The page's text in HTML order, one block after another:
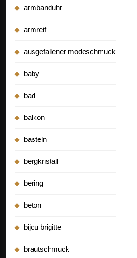
armbanduhr
armreif
ausgefallener modeschmuck
baby
bad
balkon
basteln
bergkristall
bering
beton
bijou brigitte
brautschmuck